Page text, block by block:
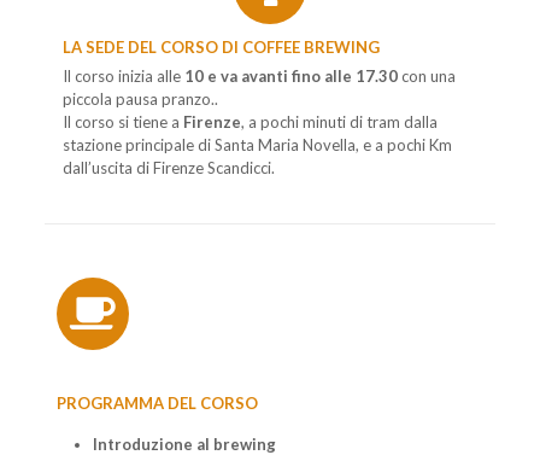
LA SEDE DEL CORSO DI COFFEE BREWING
Il corso inizia alle10 e va avanti fino alle 17.30con una
piccola pausa pranzo..
Il corso si tiene a Firenze, a pochi minuti di tram dalla
stazione principale di Santa Maria Novella, e a pochi Km
dall’uscita di Firenze Scandicci.
PROGRAMMA DEL CORSO
Introduzione al brewing